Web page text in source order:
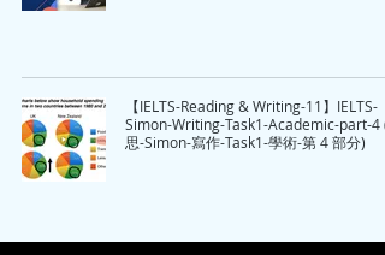
【IELTS-Reading & Writing-11】IELTS-
Simon-Writing-Task1-Academic-part-4 (
思-Simon-寫作-Task1-學術-第 4 部分)